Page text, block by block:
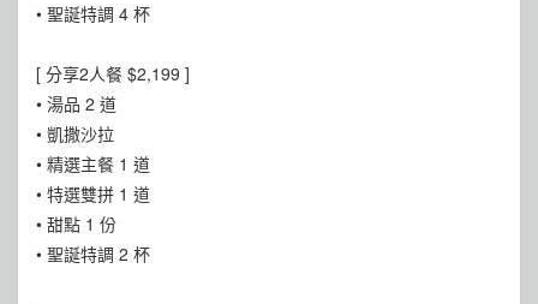
• 聖誕特調 4 杯
[ 分享2人餐 $2,199 ]
• 湯品 2 道
• 凱撒沙拉
• 精選主餐 1 道
• 特選雙拼 1 道
• 甜點 1 份
• 聖誕特調 2 杯